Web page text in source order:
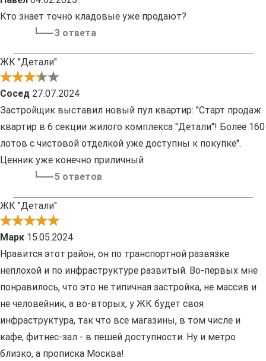
Кто знает точно кладовые уже продают?
3 ответа
ЖК "Детали"
Сосед 27.07.2024
Застройщик выставил новый пул квартир: "Старт продаж
квартир в 6 секции жилого комплекса "Детали"! Более 160
лотов с чистовой отделкой уже доступны к покупке".
Ценник уже конечно приличный
5 ответов
ЖК "Детали"
Марк 15.05.2024
Нравится этот район, он по транспортной развязке
неплохой и по инфраструктуре развитый. Во-первых мне
понравилось, что это не типичная застройка, не массив и
не человейник, а во-вторых, у ЖК будет своя
инфраструктура, так что все магазины, в том числе и
кафе, фитнес-зал - в пешей доступности. Ну и метро
близко, а прописка Москва!